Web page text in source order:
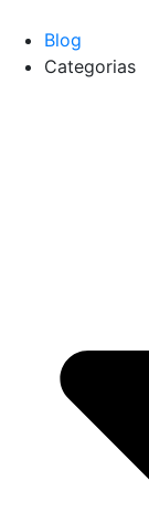
Blog
Categorias